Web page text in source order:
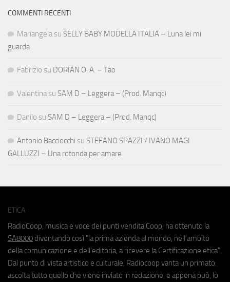
COMMENTI RECENTI
Mariangela su SELLY BABY MODELLA ITALIA – Luna lei mi
guarda
Fabrizio su DORIAN O. A. – Tao
Valentina su SAM D – Leggera – (Prod. Manqc)
Danilo su SAM D – Leggera – (Prod. Manqc)
Antonio Bacciocchi su STEFANO SPAZZI / IVANO MAGI
GALLUZZI – Una rotonda per amare
ETICA
RadioCoop, musica e voce dei punti vendita Coop, ha ottenuto la
SA8000 diventando così "la prima azienda al mondo, nell'ambito
della comunicazione e dell'editoria, a ricevere la Certificazione etica".
Dal punto di vista artistico e culturale, Radiocoop vanta un primato:
ascolta tutto quello che viene inviato in redazione, e appena può, lo